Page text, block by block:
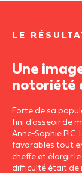
LE
Une
notoriété
Forte de sa
fini d’asseoir de
Anne-Sophie
favorables tout
cheffe et élargir
difficulté était de